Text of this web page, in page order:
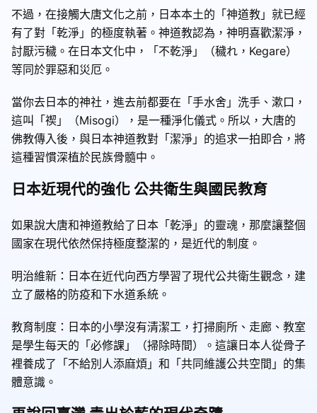
不過，在接觸大唐文化之前，日本本土的「神道教」就已經
有了對「乾淨」的極度執著。神道教認為，神明喜歡潔淨，
討厭污穢。在日本文化中，「不乾淨」（穢れ，Kegare）
等同於罪惡和災厄。
當你去日本的神社，進去前都要在「手水舍」洗手、漱口，
這叫「禊」（Misogi），是一種淨化儀式。所以，大唐的
佛教傳入後，與日本神道教對「潔淨」的追求一拍即合，將
這種習慣深植於民族骨髓中。
日本近現代的強化 公共衛生與國民教育
如果說大唐和神道教給了日本「乾淨」的靈魂，那麼讓整個
國家在現代依然保持極度整潔的，是近代的制度。
明治維新：日本在近代向西方學習了現代公共衛生觀念，建
立了嚴格的防疫和下水道系統。
教育制度：日本的小學沒有清潔工，打掃廁所、走廊、教室
是學生每天的「必修課」（掃除時間）。這讓日本人從骨子
裡養成了「不給別人添麻煩」和「共同維護公共空間」的集
體意識。